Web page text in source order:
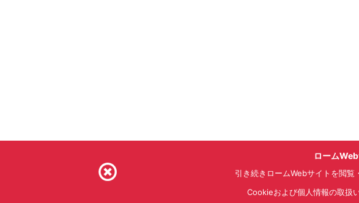
ローム
引き続きロームWebサイトを閲覧
Cookieおよび個人情報の取扱